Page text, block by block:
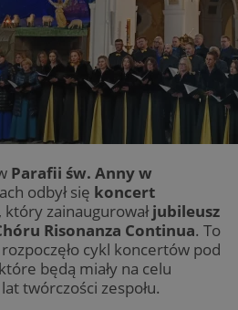
Parafii św. Anny w
odbył się koncert
, który zainaugurowałjubileusz
Risonanza Continua. To
cykl koncertów pod
będą miały na celu
twórczości zespołu.